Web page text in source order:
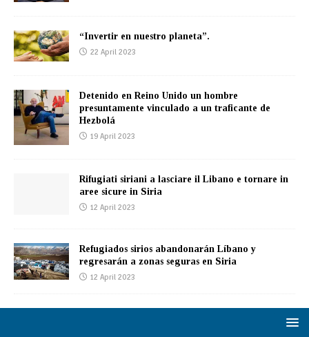
“Invertir en nuestro planeta”.
22 April 2023
Detenido en Reino Unido un hombre
presuntamente vinculado a un traficante de
Hezbolá
19 April 2023
Rifugiati siriani a lasciare il Libano e tornare in
aree sicure in Siria
12 April 2023
Refugiados sirios abandonarán Líbano y
regresarán a zonas seguras en Siria
12 April 2023